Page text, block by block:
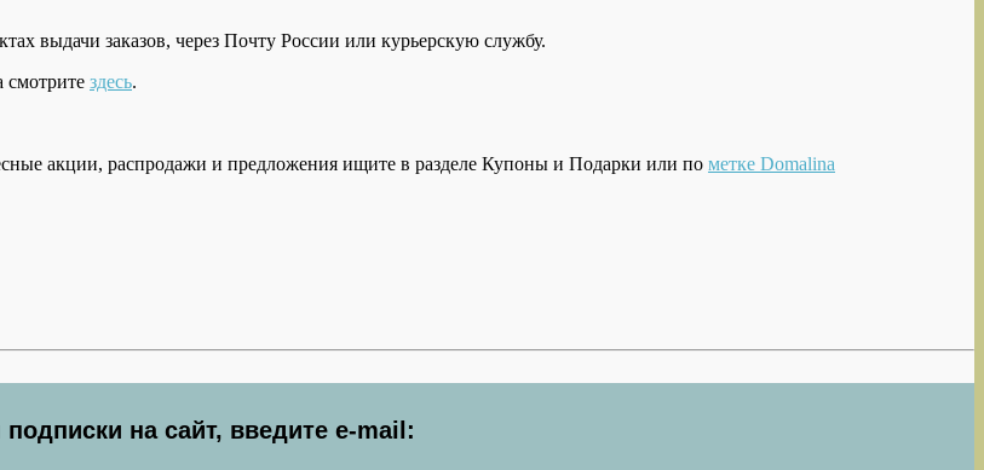
выдачи заказов, через Почту России или курьерскую службу.
смотрите здесь.
акции, распродажи и предложения ищите в разделе Купоны и Подарки или по метке Domalina
на сайт, введите e-mail: